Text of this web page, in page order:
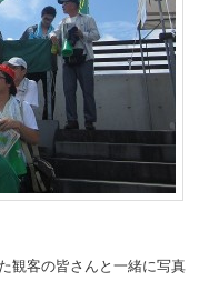
観客の皆さんと一緒に写真